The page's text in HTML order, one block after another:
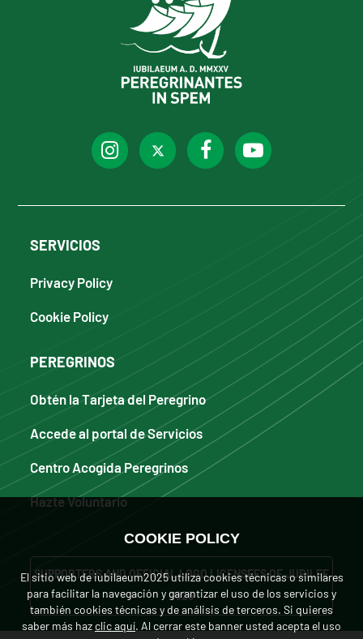
SERVICIOS
Privacy Policy
Cookie Policy
PEREGRINOS
Obtén la Tarjeta del Peregrino
Accede al portal de Servicios
Centro Acogida Peregrinos
Hazte Voluntario
SUPPORTERS AND OFFICIAL LOGO LICENSEES OF JUBILEE
2025
COOKIE POLICY
El sitio web de iubilaeum2025 utiliza cookies técnicas o similares
para facilitar la navegación y garantizar el uso de los servicios y
también cookies técnicas y de análisis de terceros. Si quieres
saber más hazclic aquí. Al cerrar este banner usted acepta el uso